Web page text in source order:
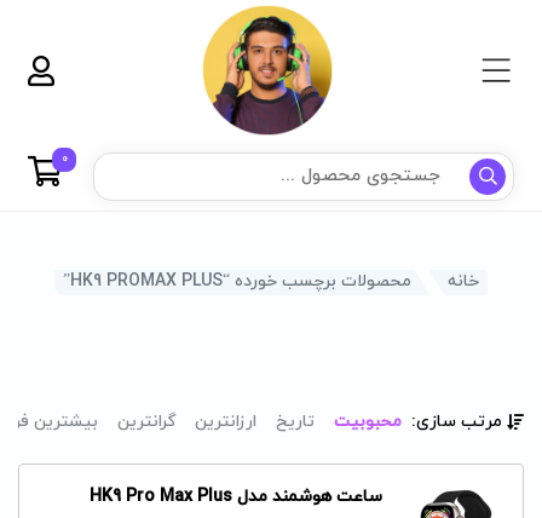
0
خانه محصولات برچسب خورده “HK9 PROMAX PLUS”
مرتب سازی: محبوبیت تاریخ ارزانترین گرانترین بیشترین
ساعت هوشمند مدل HK9 Pro Max Plus